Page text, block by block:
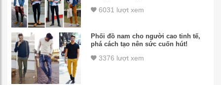
6031 lượt xem
Phối đồ nam cho người cao tinh tế,
phá cách tạo nên sức cuốn hút!
3376 lượt xem